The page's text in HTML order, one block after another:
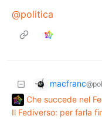
@politica
macfranc
Che succede nel
Il Fediverso: per farla